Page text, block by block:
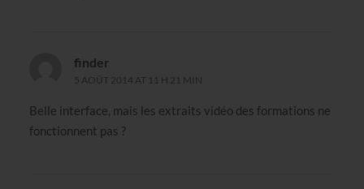
finder
5 AOÛT 2014 AT 11 H 21 MIN
Belle interface, mais les extraits vidéo des formations ne
fonctionnent pas ?